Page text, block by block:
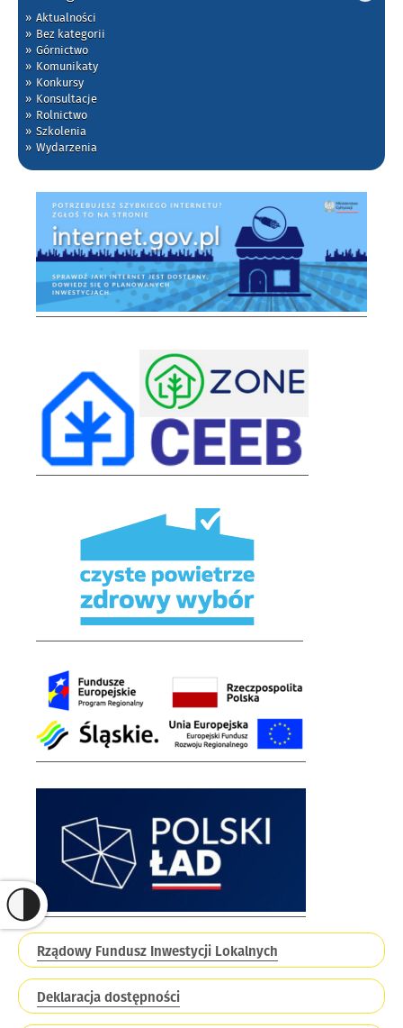
Aktualności
Bez kategorii
Górnictwo
Komunikaty
Konkursy
Konsultacje
Rolnictwo
Szkolenia
Wydarzenia
Rządowy Fundusz Inwestycji Lokalnych
Deklaracja dostępności